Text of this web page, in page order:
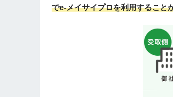
でe-メイサイプロを利用すること